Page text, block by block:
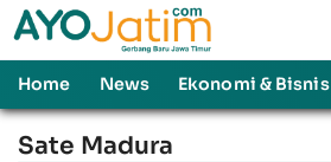
Home News Ekonomi & Bisnis
Sate Madura